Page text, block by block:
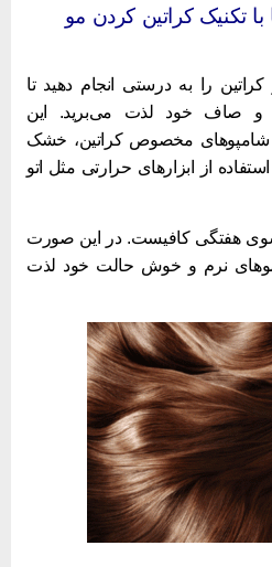
تکنیک کراتین کردن مو
را به درستی انجام دهید تا
خود لذت می‌برید. این
مخصوص کراتین، خشک
از ابزارهای حرارتی مثل اتو
۳ بار شستشوی هفتگی کافیست. در این صورت
از موهای نرم و خوش حالت خود لذت